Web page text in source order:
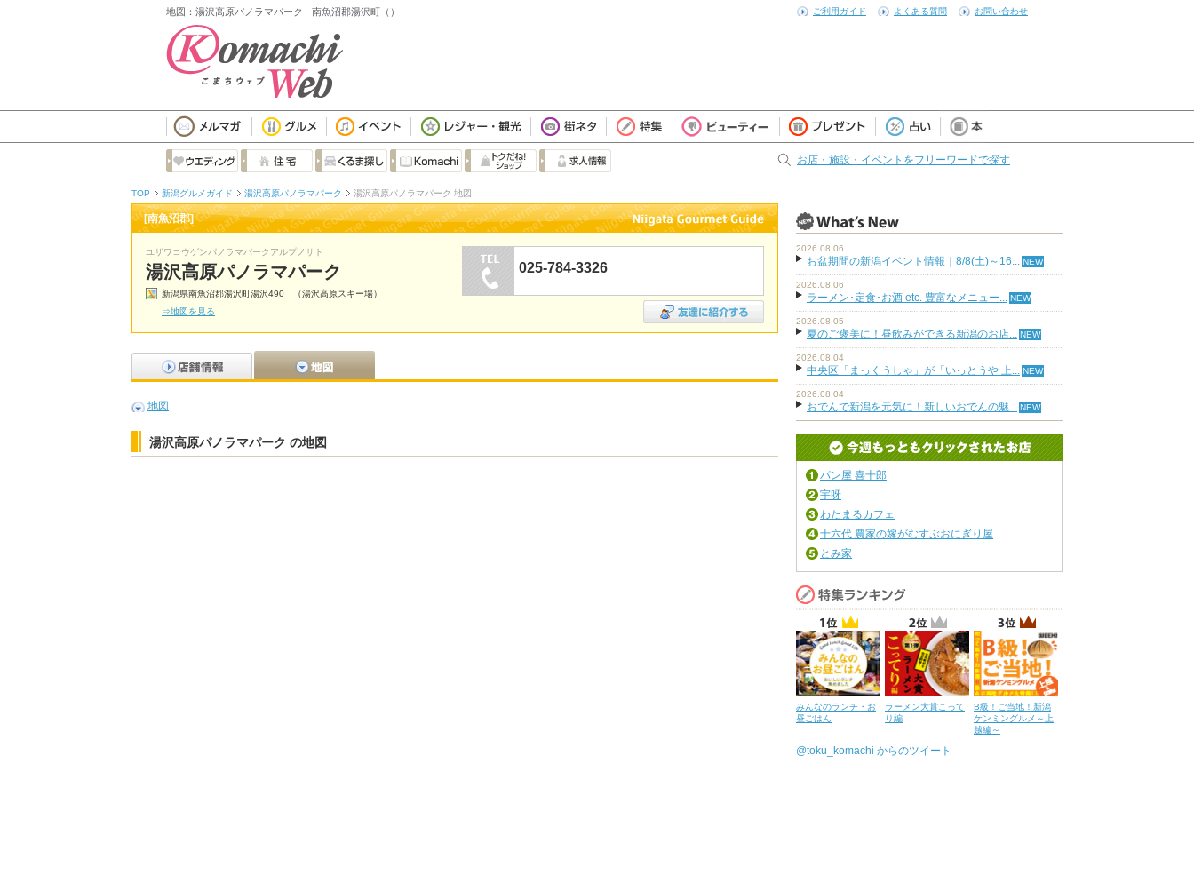
地図：湯沢高原パノラマパーク - 南魚沼郡湯沢町（） ご利用ガイド よくある質問 お問い合わせ
お店・施設・イベントをフリーワードで探す
TOP 新潟グルメガイド 湯沢高原パノラマパーク 湯沢高原パノラマパーク 地図
[南魚沼郡]
ユザワコウゲンパノラマパークアルプノサト
湯沢高原パノラマパーク
新潟県南魚沼郡湯沢町湯沢490 （湯沢高原スキー場）
⇒地図を見る
025-784-3326
地図
湯沢高原パノラマパーク の地図
2026.08.06
お盆期間の新潟イベント情報｜8/8(土)～16...
2026.08.06
ラーメン･定食･お酒 etc. 豊富なメニュー...
2026.08.05
夏のご褒美に！昼飲みができる新潟のお店...
2026.08.04
中央区「まっくうしゃ」が「いっとうや 上...
2026.08.04
おでんで新潟を元気に！新しいおでんの魅...
パン屋 喜十郎
宇呀
わたまるカフェ
十六代 農家の嫁がむすぶおにぎり屋
とみ家
みんなのランチ・お
昼ごはん
ラーメン大賞こって
り編
B級！ご当地！新潟
ケンミングルメ～上
越編～
@toku_komachi からのツイート